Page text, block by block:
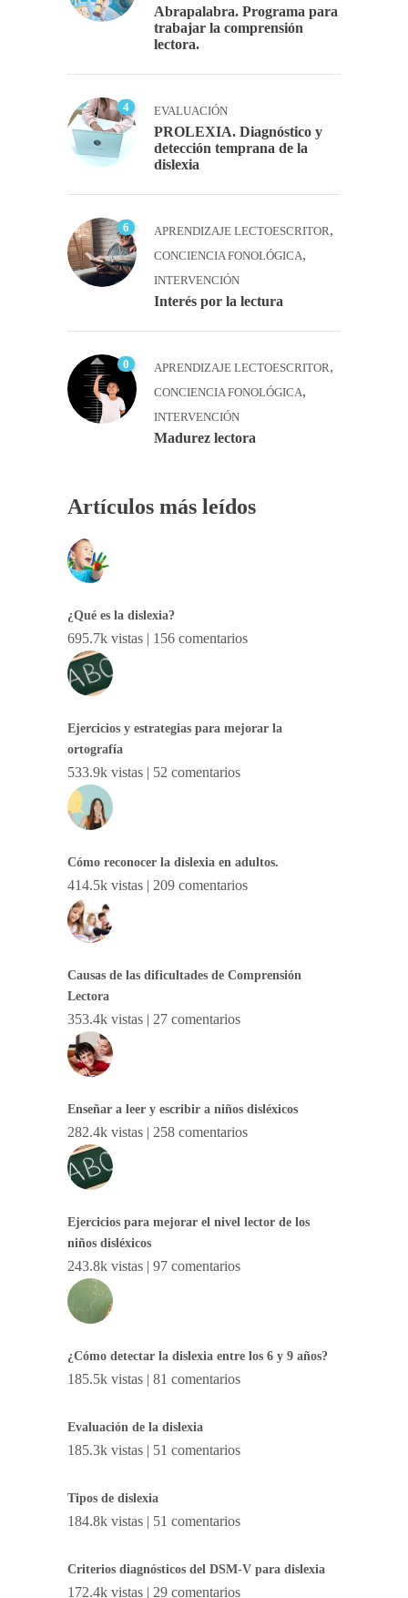
Abrapalabra. Programa para
trabajar la comprensión
lectora.
4 EVALUACIÓN
PROLEXIA. Diagnóstico y
detección temprana de la
dislexia
6 APRENDIZAJE LECTOESCRITOR,
CONCIENCIA FONOLÓGICA,
INTERVENCIÓN
Interés por la lectura
0 APRENDIZAJE LECTOESCRITOR,
CONCIENCIA FONOLÓGICA,
INTERVENCIÓN
Madurez lectora
Artículos más leídos
¿Qué es la dislexia?
695.7k vistas | 156 comentarios
Ejercicios y estrategias para mejorar la
ortografía
533.9k vistas | 52 comentarios
Cómo reconocer la dislexia en adultos.
414.5k vistas | 209 comentarios
Causas de las dificultades de Comprensión
Lectora
353.4k vistas | 27 comentarios
Enseñar a leer y escribir a niños disléxicos
282.4k vistas | 258 comentarios
Ejercicios para mejorar el nivel lector de los
niños disléxicos
243.8k vistas | 97 comentarios
¿Cómo detectar la dislexia entre los 6 y 9 años?
185.5k vistas | 81 comentarios
Evaluación de la dislexia
185.3k vistas | 51 comentarios
Tipos de dislexia
184.8k vistas | 51 comentarios
Criterios diagnósticos del DSM-V para dislexia
172.4k vistas | 29 comentarios